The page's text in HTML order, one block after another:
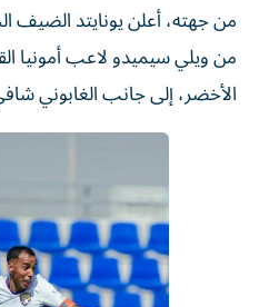
من جهته، أعلن يونايتد الضيف
من ويلي سيميدو لاعب أمونيا
الأخضر، إلى جانب الغابوني